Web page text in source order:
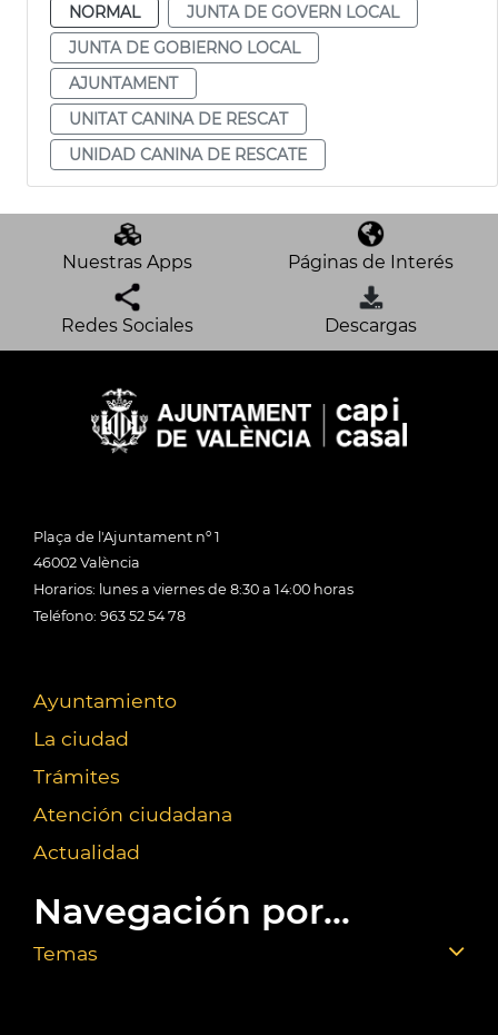
NORMAL
JUNTA DE GOVERN LOCAL
JUNTA DE GOBIERNO LOCAL
AJUNTAMENT
UNITAT CANINA DE RESCAT
UNIDAD CANINA DE RESCATE
Nuestras Apps Páginas de Interés
Redes Sociales Descargas
Plaça de l'Ajuntament nº 1
46002 València
Horarios: lunes a viernes de 8:30 a 14:00 horas
Teléfono: 963 52 54 78
Ayuntamiento
La ciudad
Trámites
Atención ciudadana
Actualidad
Navegación por...
Temas